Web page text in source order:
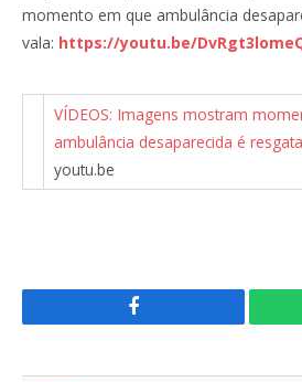
momento em que ambulância
vala: https://youtu.be/
VÍDEOS: Imagens mostram
ambulância desaparecida é
youtu.be
Facebook